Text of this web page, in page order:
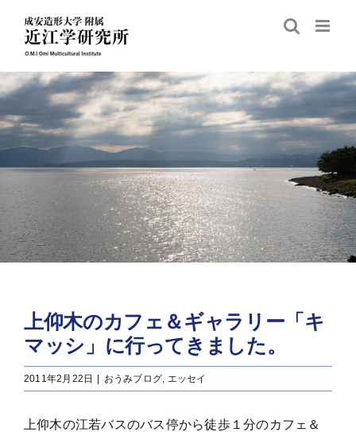
content
上仰木のカフェ＆ギャラリー「キ
マッシ」に行ってきました。
2011年2月22日 おうみブログ, エッセイ
上仰木の江若バスのバス停から徒歩１分のカフェ＆